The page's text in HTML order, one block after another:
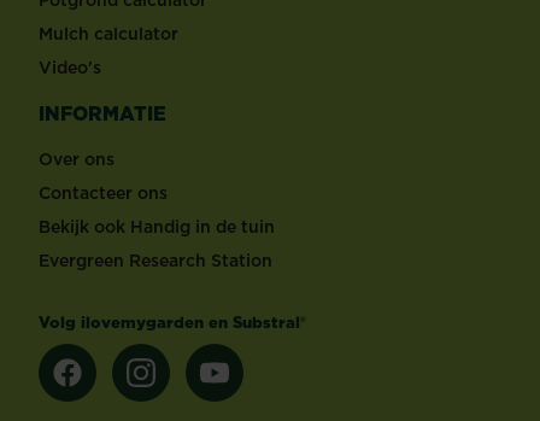
Mulch calculator
Video's
INFORMATIE
Over ons
Contacteer ons
Bekijk ook Handig in de tuin
Evergreen Research Station
Volg ilovemygarden en Substral®